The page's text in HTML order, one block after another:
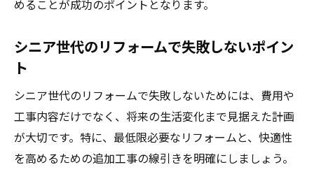
めることが成功のポイントとなります。
シニア世代のリフォームで失敗しないポイン
ト
シニア世代のリフォームで失敗しないためには、費用や
工事内容だけでなく、将来の生活変化まで見据えた計画
が大切です。特に、最低限必要なリフォームと、快適性
を高めるための追加工事の線引きを明確にしましょう。